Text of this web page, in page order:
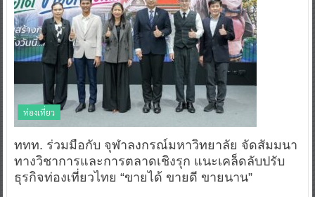
ท่องเที่ยว
ททท. ร่วมมือกับ จุฬาลงกรณ์มหาวิทยาลัย จัดสัมมนา
ทางวิชาการและการตลาดเชิงรุก แนะเคล็ดลับปรับ
ธุรกิจท่องเที่ยวไทย “ขายได้ ขายดี ขายนาน”